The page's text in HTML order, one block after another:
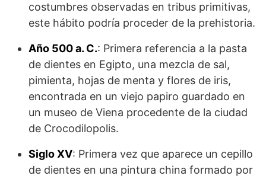
costumbres observadas en tribus primitivas,
este hábito podría proceder de la prehistoria.
Año 500 a. C.: Primera referencia a la pasta
de dientes en Egipto, una mezcla de sal,
pimienta, hojas de menta y flores de iris,
encontrada en un viejo papiro guardado en
un museo de Viena procedente de la ciudad
de Crocodilopolis.
Siglo XV: Primera vez que aparece un cepillo
de dientes en una pintura china formado por